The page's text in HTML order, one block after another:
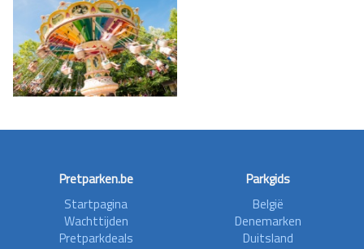
Pretparken.be
Startpagina
Wachttijden
Pretparkdeals
Parkgids
België
Denemarken
Duitsland